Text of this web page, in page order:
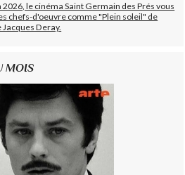
le cinéma Saint Germain des Prés vous
chefs-d'oeuvre comme "Plein soleil" de
Deray.
MOIS